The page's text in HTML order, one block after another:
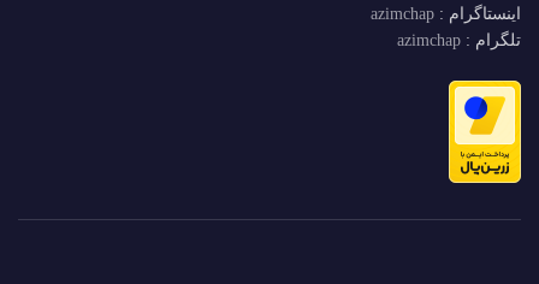
اینستاگرام : azimchap
تلگرام : azimchap